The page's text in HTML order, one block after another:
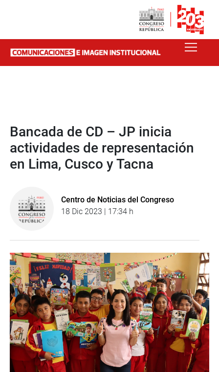
Bancada de CD – JP inicia
actividades de representación
en Lima, Cusco y Tacna
Centro de Noticias del Congreso
18 Dic 2023 | 17:34 h